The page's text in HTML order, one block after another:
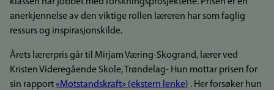
anerkjennelse av den viktige rollen læreren har som faglig
ressurs og inspirasjonskilde.
Årets lærerpris går til Mirjam Væring-Skogrand, lærer ved
Kristen Videregående Skole, Trøndelag- Hun mottar prisen for
sin rapport«Motstandskraft» (ekstern lenke) . Her forsøker hun